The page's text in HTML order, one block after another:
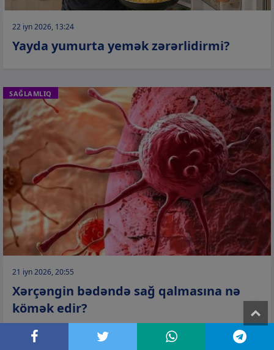
22 iyn 2026, 13:24
Yayda yumurta yemək zərərlidirmi?
SAĞLAMLIQ
21 iyn 2026, 20:55
Xərçəngin bədəndə sağ qalmasına nə
kömək edir?